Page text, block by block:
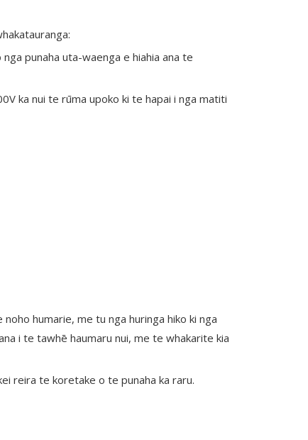
punaha uta-waenga e hiahia ana te
ka nui te rūma upoko ki te hapai i nga matiti
humarie, me tu nga huringa hiko ki nga
i te tawhē haumaru nui, me te whakarite kia
reira te koretake o te punaha ka raru.